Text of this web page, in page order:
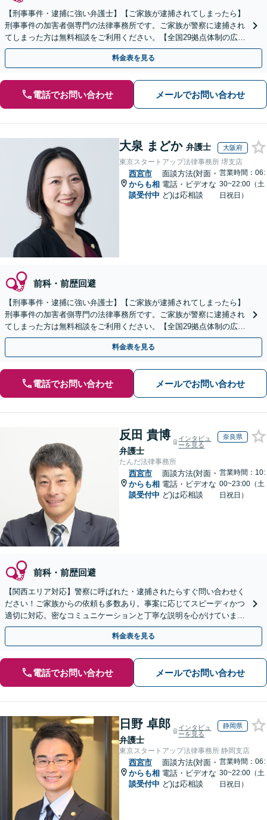
【刑事事件・逮捕に強い弁護士】【ご家族が逮捕されてしまったら】
刑事事件の加害者側専門の法律事務所です。ご家族が警察に逮捕され
てしまった方は無料相談をご利用ください。【全国29拠点体制の広域
対応】【弁護士待機中/当日中の電話相談可(予約制)】
料金表を見る
電話でお問い合わせ メールでお問い合わせ
大泉 まどか 弁護士 大阪府
東京スタートアップ法律事務所 堺支店
西宮市
からも相
談受付中
面談方法(対面・
電話・ビデオな
ど)は応相談
営業時間：06:
30~22:00（土
日祝日）
前科・前歴回避
【刑事事件・逮捕に強い弁護士】【ご家族が逮捕されてしまったら】
刑事事件の加害者側専門の法律事務所です。ご家族が警察に逮捕され
てしまった方は無料相談をご利用ください。【全国29拠点体制の広域
対応】【弁護士待機中/当日中の電話相談可(予約制)】
料金表を見る
電話でお問い合わせ メールでお問い合わせ
反田 貴博
弁護士
インタビュ
ーを見る
奈良県
たんだ法律事務所
西宮市
からも相
談受付中
面談方法(対面・
電話・ビデオな
ど)は応相談
営業時間：10:
00~23:00（土
日祝日）
前科・前歴回避
【関西エリア対応】警察に呼ばれた・逮捕されたらすぐ問い合わせく
ださい！ご家族からの依頼も多数あり。事案に応じてスピーディかつ
適切に対応。密なコミュニケーションと丁寧な説明を心がけています
【初回相談無料】【休日・夜間対応可】
料金表を見る
電話でお問い合わせ メールでお問い合わせ
日野 卓郎
弁護士
インタビュ
ーを見る
静岡県
東京スタートアップ法律事務所 静岡支店
西宮市
からも相
談受付中
面談方法(対面・
電話・ビデオな
ど)は応相談
営業時間：06:
30~22:00（土
日祝日）